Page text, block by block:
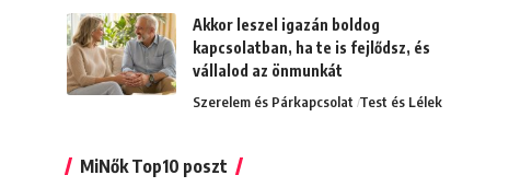
Akkor leszel igazán boldog
kapcsolatban, ha te is fejlődsz, és
vállalod az önmunkát
Szerelem és Párkapcsolat Test és Lélek
MiNők Top10 poszt